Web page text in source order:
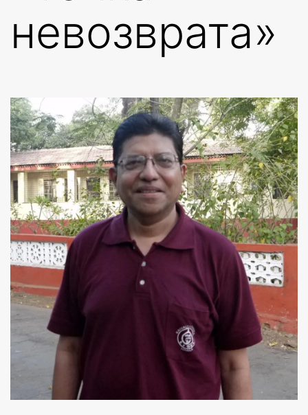
невозврата»